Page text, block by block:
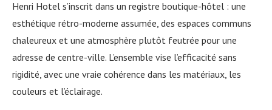
Henri Hotel s’inscrit dans un registre boutique-hôtel : une
esthétique rétro-moderne assumée, des espaces communs
chaleureux et une atmosphère plutôt feutrée pour une
adresse de centre-ville. L’ensemble vise l’efficacité sans
rigidité, avec une vraie cohérence dans les matériaux, les
couleurs et l’éclairage.